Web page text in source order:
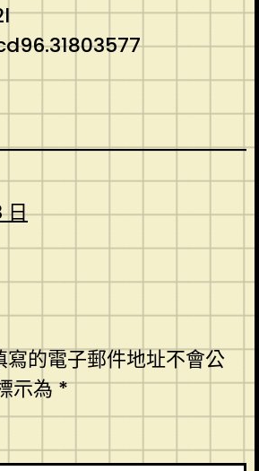
日
的電子郵件地址不會公
示為*